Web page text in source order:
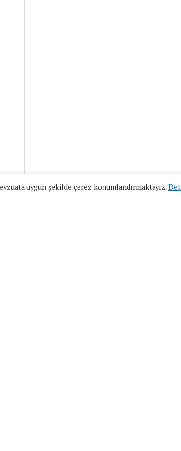
uygun şekilde çerez konumlandırmaktayız.